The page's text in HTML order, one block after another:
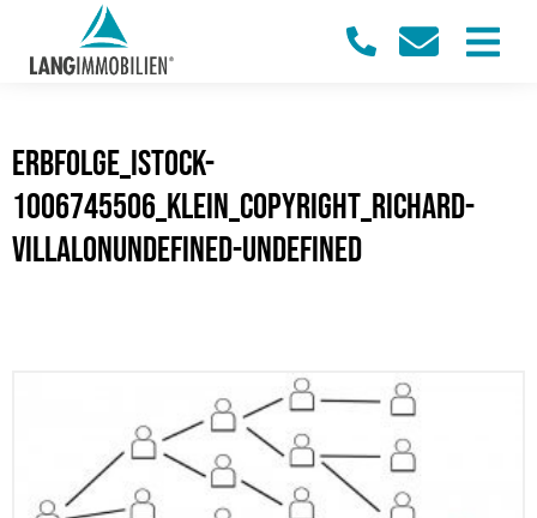
Erbfolge_iStock-
1006745506_klein_Copyright_Richard-
Villalonundefined-undefined